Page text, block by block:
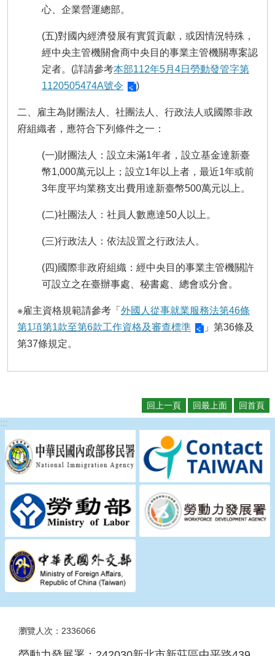
心、企業營運總部。
(五)對國內經濟發展有實質貢獻，或因情況特殊，
經中央主管機關會商中央目的事業主管機關專案認
定者。(詳請參考本部112年5月4日勞動發管字第
1120505474A號令
)
二、雇主為財團法人、社團法人、行政法人或國際非政
府組織者，應符合下列條件之一：
(一)財團法人：設立未滿1年者，設立基金達新臺
幣1,000萬元以上；設立1年以上者，最近1年或前
3年度平均業務支出費用達新臺幣500萬元以上。
(二)社團法人：社員人數應達50人以上。
(三)行政法人：依法設置之行政法人。
(四)國際非政府組織：經中央目的事業主管機關許
可設立之在臺辦事處、秘書處、總會或分會。
※雇主資格規範請參考「 外國人從事就業服務法第46條
第1項第1款至第6款工作資格及審查標準
」第36條及
第37條規定。
回上一頁 回最上面 回首頁
:::
瀏覽人次：2336066